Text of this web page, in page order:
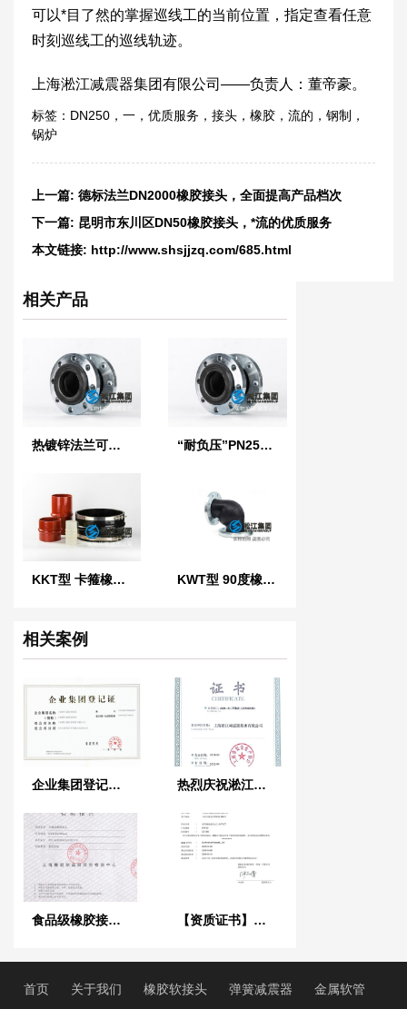
可以*目了然的掌握巡线工的当前位置，指定查看任意
时刻巡线工的巡线轨迹。
上海淞江减震器集团有限公司——负责人：董帝豪。
标签： DN250 ， 一 ， 优质服务 ， 接头 ， 橡胶 ， 流的 ， 钢制 ，
锅炉
上一篇: 德标法兰DN2000橡胶接头，全面提高产品档次
下一篇: 昆明市东川区DN50橡胶接头，*流的优质服务
本文链接: http://www.shsjjzq.com/685.html
相关产品
热镀锌法兰可曲挠橡胶接头 “耐负压”PN25橡胶接头
KKT型 卡箍橡胶接头 KWT型 90度橡胶管接头
相关案例
企业集团登记证书 热烈庆祝淞江集团荣获《上海市安全生产标准证书》
食品级橡胶接头检验报告 【资质证书】新型橡胶接头法兰QT450材质检测报告
首页 关于我们 橡胶软接头 弹簧减震器 金属软管